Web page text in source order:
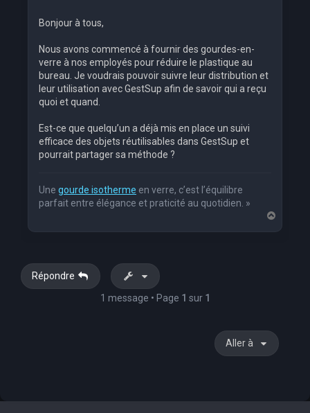
Bonjour à tous,
Nous avons commencé à fournir des gourdes-en-
verre à nos employés pour réduire le plastique au
bureau. Je voudrais pouvoir suivre leur distribution et
leur utilisation avec GestSup afin de savoir qui a reçu
quoi et quand.
Est-ce que quelqu’un a déjà mis en place un suivi
efficace des objets réutilisables dans GestSup et
pourrait partager sa méthode ?
Une gourde isotherme en verre, c’est l’équilibre
parfait entre élégance et praticité au quotidien. »
a
Répondre
1 message • Page 1 sur 1
Aller à